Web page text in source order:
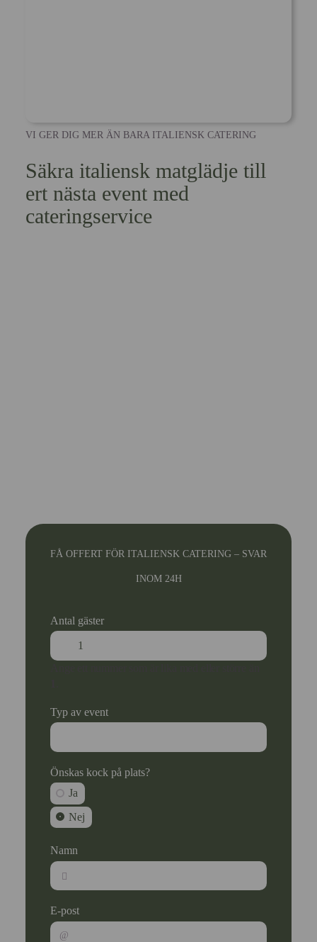
VI GER DIG MER ÄN BARA ITALIENSK CATERING
Säkra italiensk matglädje till
ert nästa event med
cateringservice
FÅ OFFERT FÖR ITALIENSK CATERING – SVAR
INOM 24H
Antal gäster
Typ av event
Önskas kock på plats?
Ja
Nej
Namn
E-post